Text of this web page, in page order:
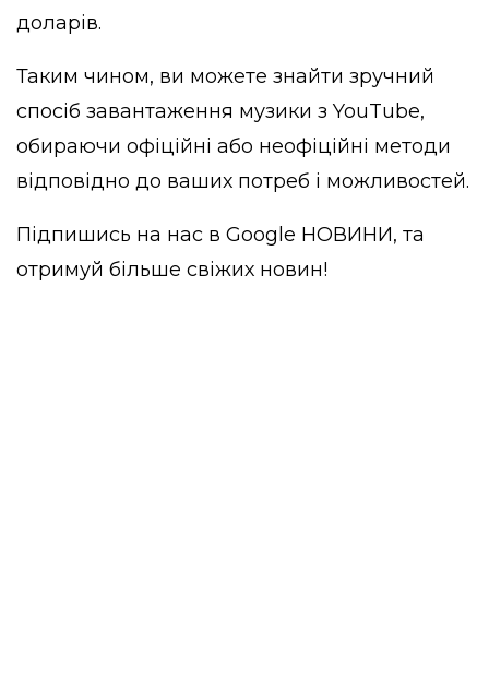
доларів.
Таким чином, ви можете знайти зручний
спосіб завантаження музики з YouTube,
обираючи офіційні або неофіційні методи
відповідно до ваших потреб і можливостей.
Підпишись на нас в Google НОВИНИ, та
отримуй більше свіжих новин!